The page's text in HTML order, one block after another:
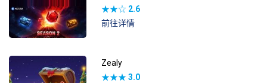
★★☆ 2.6
前往详情
Zealy
★★★3.0